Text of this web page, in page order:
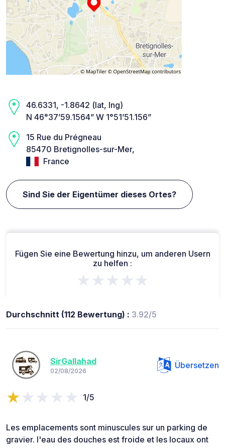
46.6331, -1.8642 (lat, lng)
N 46°37’59.1564” W 1°51’51.156”
15 Rue du Prégneau
85470 Bretignolles-sur-Mer,
France
Sind Sie der Eigentümer dieses Ortes?
Fügen Sie eine Bewertung hinzu, um anderen Usern
zu helfen :
★★★★★
Durchschnitt (112 Bewertung) : 3.92/5
SirGallahad
02/08/2026
Übersetzen
1/5
Les emplacements sont minuscules sur un parking de
gravier. l'eau des douches est froide et les locaux ont